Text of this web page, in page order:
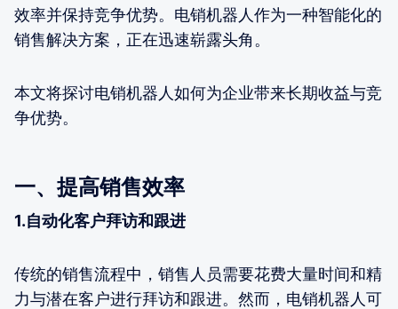
效率并保持竞争优势。电销机器人作为一种智能化的
销售解决方案，正在迅速崭露头角。
本文将探讨电销机器人如何为企业带来长期收益与竞
争优势。
一、提高销售效率
1.自动化客户拜访和跟进
传统的销售流程中，销售人员需要花费大量时间和精
力与潜在客户进行拜访和跟进。然而，电销机器人可